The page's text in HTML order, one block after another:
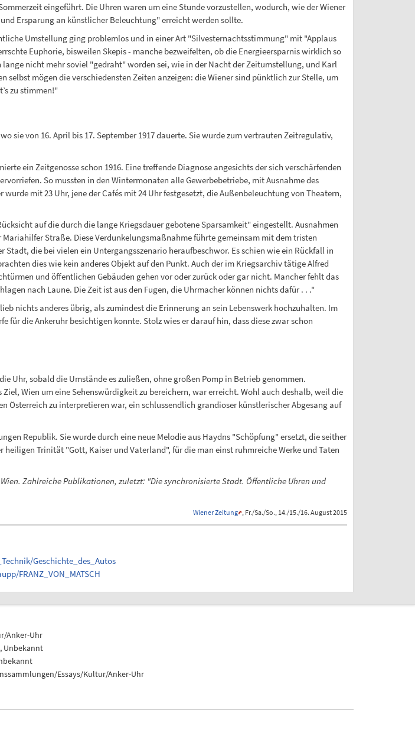
eingeführt. Die Uhren waren um eine Stunde vorzustellen, wodurch, wie der Wiener
Ersparung an künstlicher Beleuchtung" erreicht werden sollte.
Umstellung ging problemlos und in einer Art "Silvesternachtsstimmung" mit "Applaus
Euphorie, bisweilen Skepis - manche bezweifelten, ob die Energieersparnis wirklich so
nicht mehr soviel "gedraht" worden sei, wie in der Nacht der Zeitumstellung, und Karl
mögen die verschiedensten Zeiten anzeigen: die Wiener sind pünktlich zur Stelle, um
zu stimmen!"
sie von 16. April bis 17. September 1917 dauerte. Sie wurde zum vertrauten Zeitregulativ,
ein Zeitgenosse schon 1916. Eine treffende Diagnose angesichts der sich verschärfenden
So mussten in den Wintermonaten alle Gewerbebetriebe, mit Ausnahme des
mit 23 Uhr, jene der Cafés mit 24 Uhr festgesetzt, die Außenbeleuchtung von Theatern,
auf die durch die lange Kriegsdauer gebotene Sparsamkeit" eingestellt. Ausnahmen
Straße. Diese Verdunkelungsmaßnahme führte gemeinsam mit dem tristen
die bei vielen ein Untergangsszenario heraufbeschwor. Es schien wie ein Rückfall in
dies wie kein anderes Objekt auf den Punkt. Auch der im Kriegsarchiv tätige Alfred
und öffentlichen Gebäuden gehen vor oder zurück oder gar nicht. Mancher fehlt das
nach Laune. Die Zeit ist aus den Fugen, die Uhrmacher können nichts dafür . . ."
nichts anderes übrig, als zumindest die Erinnerung an sein Lebenswerk hochzuhalten. Im
für die Ankeruhr besichtigen konnte. Stolz wies er darauf hin, dass diese zwar schon
Uhr, sobald die Umstände es zuließen, ohne großen Pomp in Betrieb genommen.
Wien um eine Sehenswürdigkeit zu bereichern, war erreicht. Wohl auch deshalb, weil die
zu interpretieren war, ein schlussendlich grandioser künstlerischer Abgesang auf
Republik. Sie wurde durch eine neue Melodie aus Haydns "Schöpfung" ersetzt, die seither
Trinität "Gott, Kaiser und Vaterland", für die man einst ruhmreiche Werke und Taten
Zahlreiche Publikationen, zuletzt: "Die synchronisierte Stadt. Öffentliche Uhren und
Wiener Zeitung , Fr./Sa./So., 14./15./16. August 2015
Geschichte_des_Autos
FRANZ_VON_MATSCH
Anker-Uhr
Unbekannt
Essays/Kultur/Anker-Uhr